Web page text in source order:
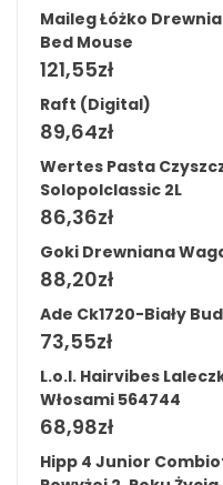
Maileg Łóżko
Bed Mouse
121,55zł
Raft (Digital)
89,64zł
Wertes Pasta
Solopolclassic 2L
86,36zł
Goki Drewniana
88,20zł
Ade Ck1720-Biały
73,55zł
L.o.l. Hairvibes
Włosami 564744
68,98zł
Hipp 4 Junior